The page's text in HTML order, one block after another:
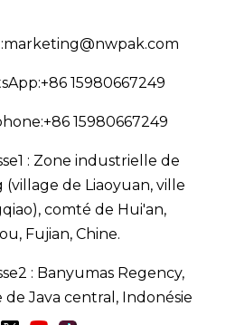
15980667249
15980667249
: Zone industrielle de
(village de Liaoyuan, ville
comté de Hui'an,
Fujian, Chine.
: Banyumas Regency,
de Java central, Indonésie